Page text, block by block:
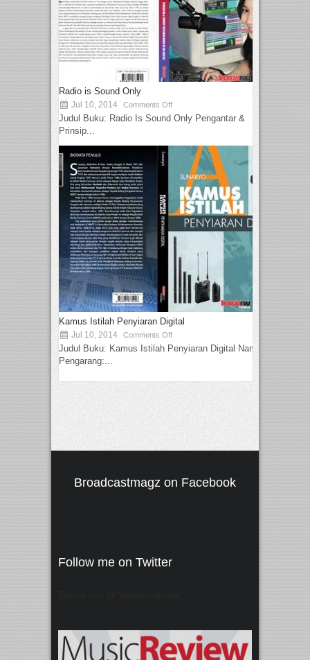
Radio is Sound Only
Jul 10, 2014 Comments Off
Judul Buku: Radio Is Sound Only Pengantar &
Prinsip...
Kamus Istilah Penyiaran Digital
Jul 10, 2014 Comments Off
Judul Buku: Kamus Istilah Penyiaran Digital Nama
Pengarang:...
Broadcastmagz on Facebook
Follow me on Twitter